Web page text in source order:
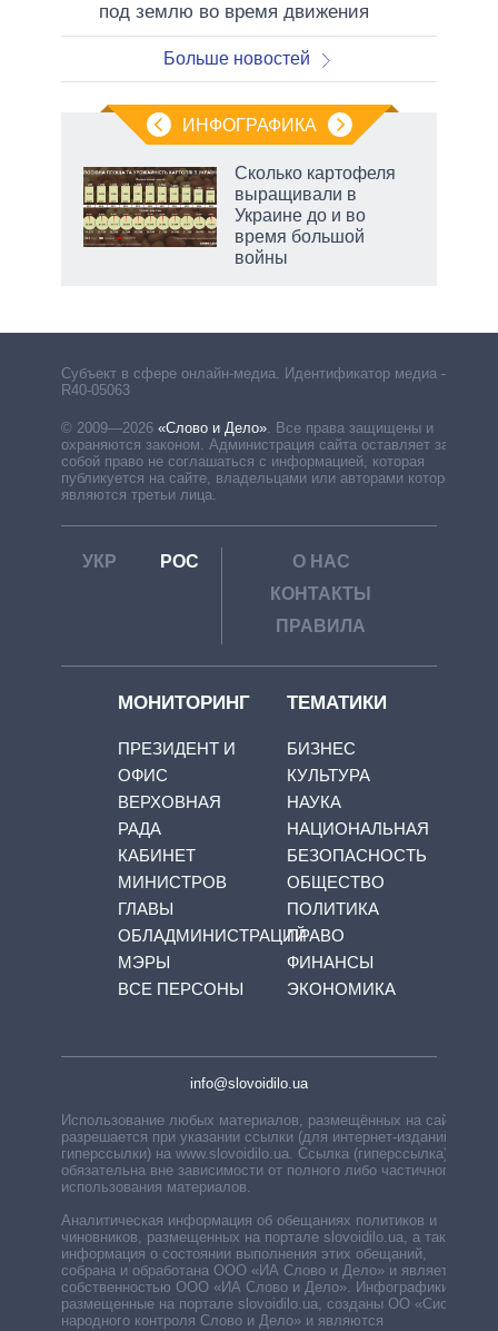
под землю во время движения
Больше новостей
ИНФОГРАФИКА
Сколько картофеля
выращивали в
Украине до и во
время большой
войны
Субъект в сфере онлайн-медиа. Идентификатор медиа –
R40-05063
© 2009—2026 «Слово и Дело». Все права защищены и
охраняются законом. Администрация сайта оставляет за
собой право не соглашаться с информацией, которая
публикуется на сайте, владельцами или авторами которой
являются третьи лица.
УКР РОС
О НАС
КОНТАКТЫ
ПРАВИЛА
МОНИТОРИНГ
ПРЕЗИДЕНТ И
ОФИС
ВЕРХОВНАЯ
РАДА
КАБИНЕТ
МИНИСТРОВ
ГЛАВЫ
ОБЛАДМИНИСТРАЦИЙ
МЭРЫ
ВСЕ ПЕРСОНЫ
ТЕМАТИКИ
БИЗНЕС
КУЛЬТУРА
НАУКА
НАЦИОНАЛЬНАЯ
БЕЗОПАСНОСТЬ
ОБЩЕСТВО
ПОЛИТИКА
ПРАВО
ФИНАНСЫ
ЭКОНОМИКА
info@slovoidilo.ua
Использование любых материалов, размещённых на сайте,
разрешается при указании ссылки (для интернет-изданий —
гиперссылки) на www.slovoidilo.ua. Ссылка (гиперссылка)
обязательна вне зависимости от полного либо частичного
использования материалов.
Аналитическая информация об обещаниях политиков и
чиновников, размещенных на портале slovoidilo.ua, а также
информация о состоянии выполнения этих обещаний,
собрана и обработана ООО «ИА Слово и Дело» и является
собственностью ООО «ИА Слово и Дело». Инфографики,
размещенные на портале slovoidilo.ua, созданы ОО «Система
народного контроля Слово и Дело» и являются